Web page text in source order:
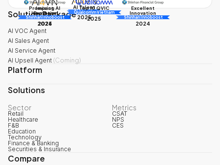
Promising AI
Business
AI Awards
2025
AI Talent
AI Awards
2025
Excellent
Innovation
Shinhan Innoboost
2024
Impact
Innovation
Shinhan Innoboost
2024
Top 10 QVIC
Qualcomm Vietnam
2025
Solution Package
AI VOC Agent
AI Sales Agent
AI Service Agent
AI Upsell Agent (Coming)
Platform
Solutions
Sector
Retail
Healthcare
F&B
Education
Technology
Finance & Banking
Securities & Insurance
Metrics
CSAT
NPS
CES
Compare